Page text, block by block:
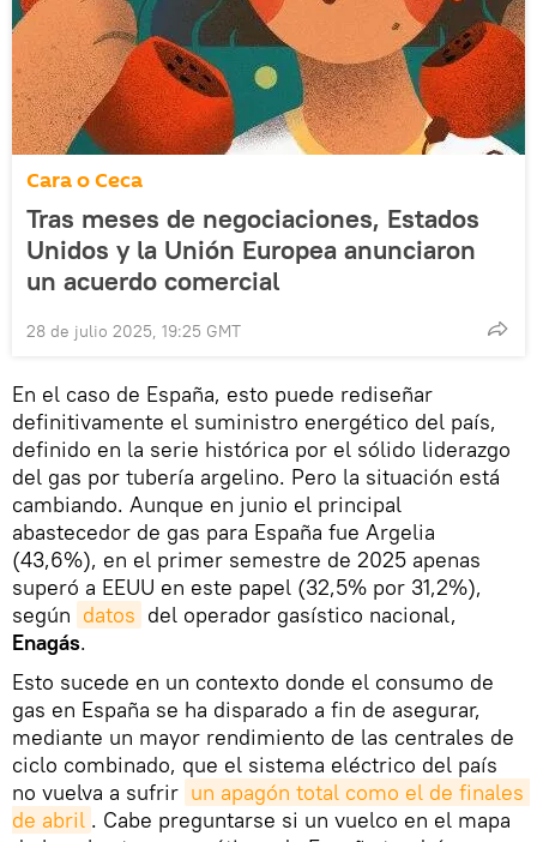
Cara o Ceca
Tras meses de negociaciones, Estados
Unidos y la Unión Europea anunciaron
un acuerdo comercial
28 de julio 2025, 19:25 GMT
En el caso de España, esto puede rediseñar
definitivamente el suministro energético del país,
definido en la serie histórica por el sólido liderazgo
del gas por tubería argelino. Pero la situación está
cambiando. Aunque en junio el principal
abastecedor de gas para España fue Argelia
(43,6%), en el primer semestre de 2025 apenas
superó a EEUU en este papel (32,5% por 31,2%),
según datos del operador gasístico nacional,
Enagás.
Esto sucede en un contexto donde el consumo de
gas en España se ha disparado a fin de asegurar,
mediante un mayor rendimiento de las centrales de
ciclo combinado, que el sistema eléctrico del país
no vuelva a sufrir un apagón total como el de finales
de abril . Cabe preguntarse si un vuelco en el mapa